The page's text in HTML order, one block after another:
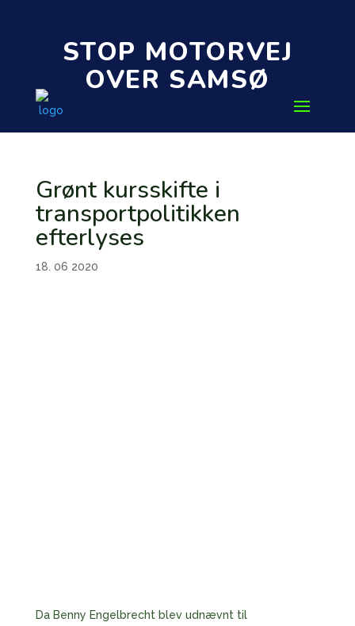
STOP MOTORVEJ
OVER SAMSØ
Grønt kursskifte i
transportpolitikken
efterlyses
18. 06 2020
Da Benny Engelbrecht blev udnævnt til